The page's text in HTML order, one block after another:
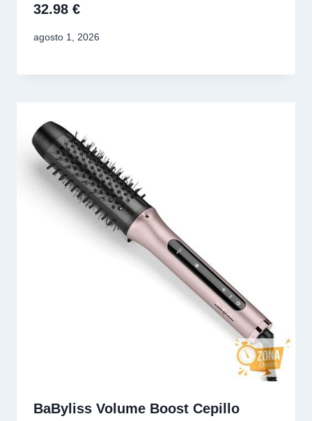
32.98 €
agosto 1, 2026
BaByliss Volume Boost Cepillo